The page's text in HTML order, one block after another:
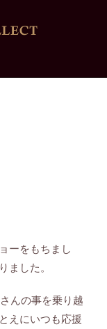
ーをもちまし
ました。
んの事を乗り越
えにいつも応援